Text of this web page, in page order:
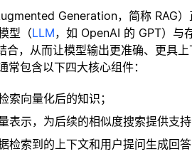
Generation，简称 RAG
型（LLM，如 OpenAI 的 GPT）与
合，从而让模型输出更准确、更具
常包含以下四大核心组件：
索向量化后的知识；
表示，为后续的相似度搜索提供支持
检索到的上下文和用户提问生成回答